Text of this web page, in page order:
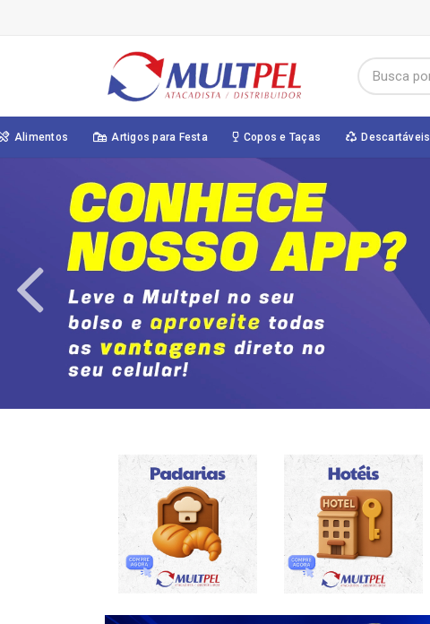
Alimentos Artigos para Festa Copos e Taças Descartáveis